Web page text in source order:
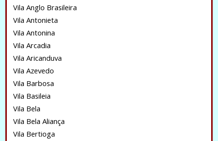
Vila Anglo Brasileira
Vila Antonieta
Vila Antonina
Vila Arcadia
Vila Aricanduva
Vila Azevedo
Vila Barbosa
Vila Basileia
Vila Bela
Vila Bela Aliança
Vila Bertioga